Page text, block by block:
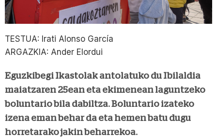
TESTUA: Irati Alonso García
ARGAZKIA: Ander Elordui
Eguzkibegi Ikastolak antolatuko du Ibilaldia
maiatzaren 25ean eta ekimenean laguntzeko
boluntario bila dabiltza. Boluntario izateko
izena eman behar da eta hemen batu dugu
horretarako jakin beharrekoa.